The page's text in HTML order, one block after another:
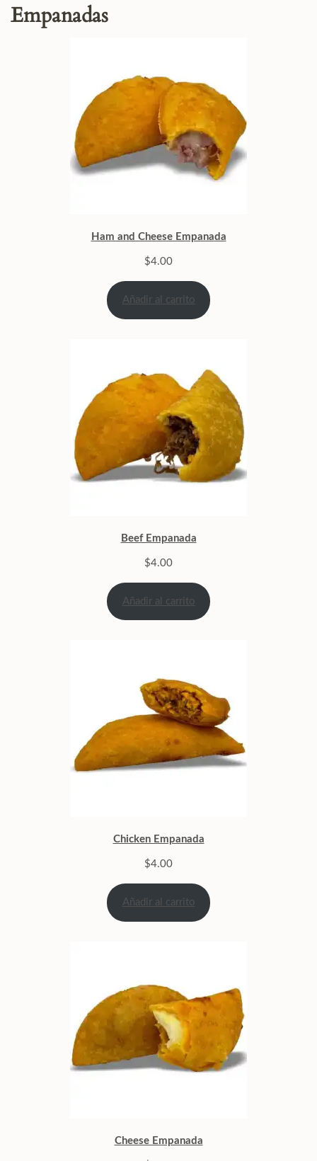
Empanadas
Ham and Cheese Empanada
$4.00
Añadir al carrito
Beef Empanada
$4.00
Añadir al carrito
Chicken Empanada
$4.00
Añadir al carrito
Cheese Empanada